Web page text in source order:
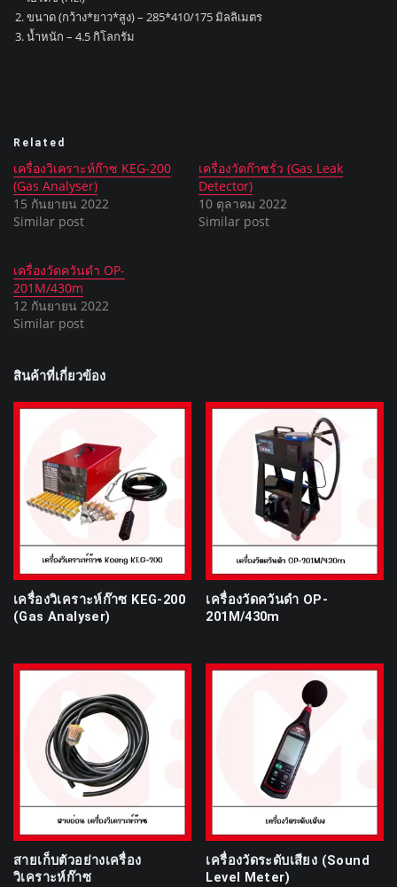
ขนาด (กว้าง*ยาว*สูง) – 285*410/175 มิลลิเมตร
น้ำหนัก – 4.5 กิโลกรัม
Related
เครื่องวิเคราะห์ก๊าซ KEG-200
(Gas Analyser)
15 กันยายน 2022
Similar post
เครื่องวัดก๊าซรั่ว (Gas Leak
Detector)
10 ตุลาคม 2022
Similar post
เครื่องวัดควันดำ OP-
201M/430m
12 กันยายน 2022
Similar post
สินค้าที่เกี่ยวข้อง
เครื่องวิเคราะห์ก๊าซ KEG-200
(Gas Analyser)
เครื่องวัดควันดำ OP-
201M/430m
สายเก็บตัวอย่างเครื่อง
วิเคราะห์ก๊าซ
เครื่องวัดระดับเสียง (Sound
Level Meter)